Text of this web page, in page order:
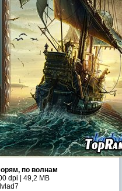
по волнам
dpi | 49,2 MB